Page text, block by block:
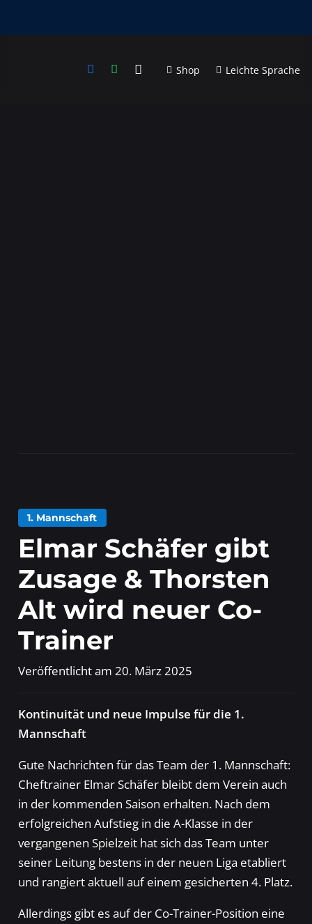
Shop Leichte Sprache
1. Mannschaft
Elmar Schäfer gibt
Zusage & Thorsten
Alt wird neuer Co-
Trainer
Veröffentlicht am 20. März 2025
Kontinuität und neue Impulse für die 1.
Mannschaft
Gute Nachrichten für das Team der 1. Mannschaft:
Cheftrainer Elmar Schäfer bleibt dem Verein auch
in der kommenden Saison erhalten. Nach dem
erfolgreichen Aufstieg in die A-Klasse in der
vergangenen Spielzeit hat sich das Team unter
seiner Leitung bestens in der neuen Liga etabliert
und rangiert aktuell auf einem gesicherten 4. Platz.
Allerdings gibt es auf der Co-Trainer-Position eine